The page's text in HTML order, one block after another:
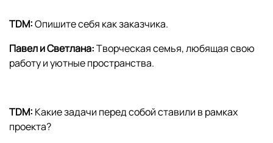
TDM:Опишите себя как заказчика.
Павел и Светлана:Творческая семья, любящая свою
работу и уютные пространства.
TDM: Какие задачи перед собой ставили в рамках
проекта?